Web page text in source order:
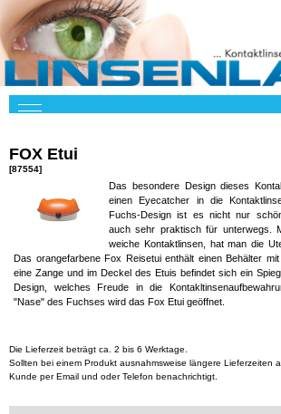
FOX Etui
[87554]
Das besondere Design dieses
einen Eyecatcher in die
Fuchs-Design ist es nicht nur
auch sehr praktisch für unterwegs.
weiche Kontaktlinsen, hat man die
Das orangefarbene Fox Reisetui enthält einen Behälter mit
eine Zange und im Deckel des Etuis befindet sich ein
Design, welches Freude in die
"Nase" des Fuchses wird das Fox Etui geöffnet.
Die Lieferzeit beträgt ca. 2 bis 6 Werktage.
Sollten bei einem Produkt ausnahmsweise längere Lieferzeiten
Kunde per Email und oder Telefon benachrichtigt.